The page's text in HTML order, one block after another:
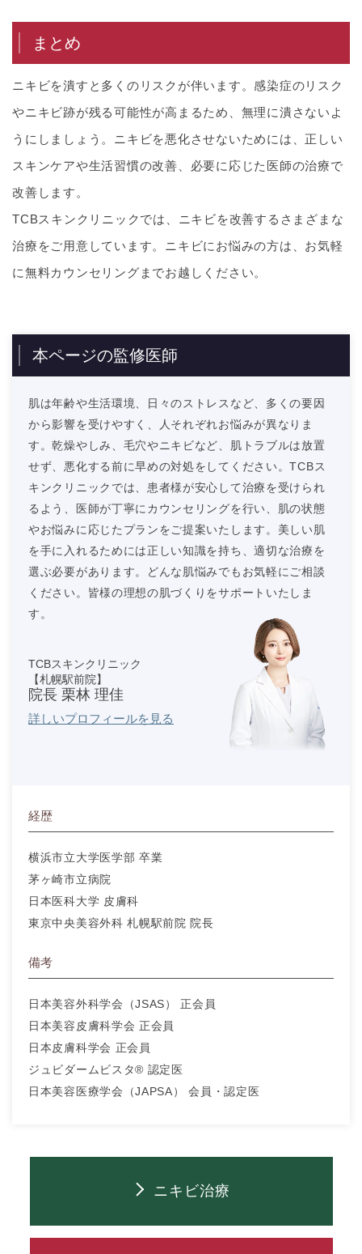
まとめ
ニキビを潰すと多くのリスクが伴います。感染症のリスク
やニキビ跡が残る可能性が高まるため、無理に潰さないよ
うにしましょう。ニキビを悪化させないためには、正しい
スキンケアや生活習慣の改善、必要に応じた医師の治療で
改善します。
TCBスキンクリニックでは、ニキビを改善するさまざまな
治療をご用意しています。ニキビにお悩みの方は、お気軽
に無料カウンセリングまでお越しください。
本ページの監修医師
肌は年齢や生活環境、日々のストレスなど、多くの要因
から影響を受けやすく、人それぞれお悩みが異なりま
す。乾燥やしみ、毛穴やニキビなど、肌トラブルは放置
せず、悪化する前に早めの対処をしてください。TCBス
キンクリニックでは、患者様が安心して治療を受けられ
るよう、医師が丁寧にカウンセリングを行い、肌の状態
やお悩みに応じたプランをご提案いたします。美しい肌
を手に入れるためには正しい知識を持ち、適切な治療を
選ぶ必要があります。どんな肌悩みでもお気軽にご相談
ください。皆様の理想の肌づくりをサポートいたしま
す。
TCBスキンクリニック
【札幌駅前院】
院長 栗林 理佳
詳しいプロフィールを見る
経歴
横浜市立大学医学部 卒業
茅ヶ崎市立病院
日本医科大学 皮膚科
東京中央美容外科 札幌駅前院 院長
備考
日本美容外科学会（JSAS） 正会員
日本美容皮膚科学会 正会員
日本皮膚科学会 正会員
ジュビダームビスタ® 認定医
日本美容医療学会（JAPSA） 会員・認定医
ニキビ治療